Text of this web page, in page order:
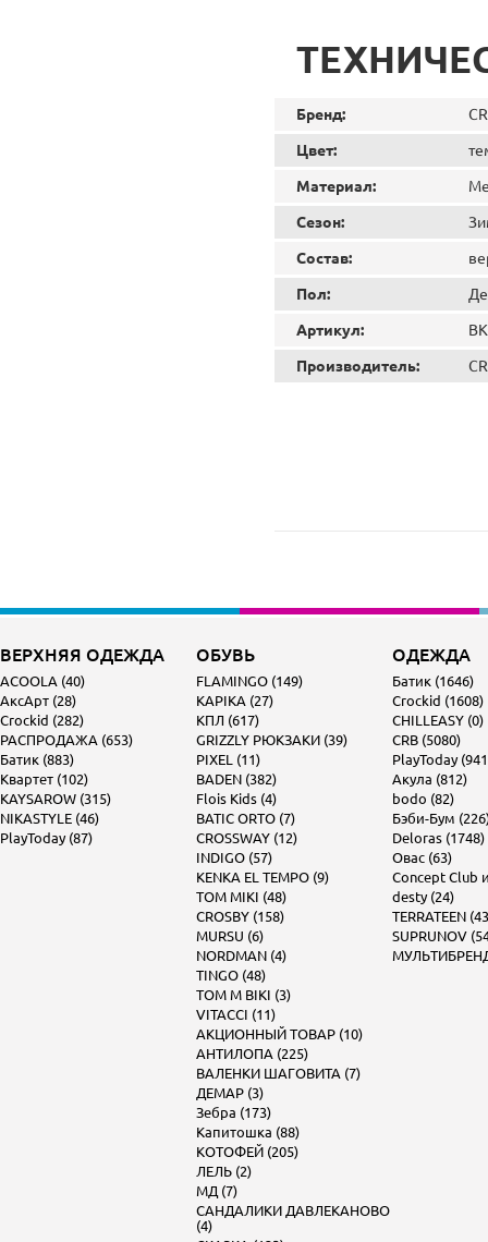
Бренд:
Цвет:
Материал:
Сезон:
Состав:
Пол:
Артикул:
Производитель:
ВЕРХНЯЯ ОДЕЖДА
ACOOLA (40)
АксАрт (28)
Crockid (282)
РАСПРОДАЖА (653)
Батик (883)
Квартет (102)
KAYSAROW (315)
NIKASTYLE (46)
PlayToday (87)
ОБУВЬ
FLAMINGO (149)
KAPIKA (27)
КПЛ (617)
GRIZZLY РЮКЗАКИ (39)
PIXEL (11)
BADEN (382)
Flois Kids (4)
BATIC ORTO (7)
CROSSWAY (12)
INDIGO (57)
KENKA EL TEMPO (9)
TOM MIKI (48)
CROSBY (158)
MURSU (6)
NORDMAN (4)
TINGO (48)
TOM M BIKI (3)
VITACCI (11)
АКЦИОННЫЙ ТОВАР (10)
АНТИЛОПА (225)
ВАЛЕНКИ ШАГОВИТА (7)
ДЕМАР (3)
Зебра (173)
Капитошка (88)
КОТОФЕЙ (205)
ЛЕЛЬ (2)
МД (7)
САНДАЛИКИ ДАВЛЕКАНОВО
(4)
ОДЕЖДА
Батик (1646)
Crockid (1608)
CHILLEASY (0)
CRB (5080)
PlayToday
Акула (812)
bodo (82)
Бэби-Бум
Deloras (1748)
Овас (63)
Concept Club
desty (24)
TERRATEEN
SUPRUNOV